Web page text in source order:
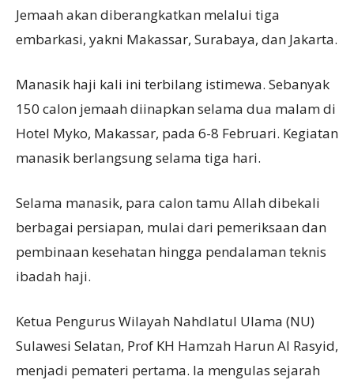
Jemaah akan diberangkatkan melalui tiga
embarkasi, yakni Makassar, Surabaya, dan Jakarta.
Manasik haji kali ini terbilang istimewa. Sebanyak
150 calon jemaah diinapkan selama dua malam di
Hotel Myko, Makassar, pada 6-8 Februari. Kegiatan
manasik berlangsung selama tiga hari.
Selama manasik, para calon tamu Allah dibekali
berbagai persiapan, mulai dari pemeriksaan dan
pembinaan kesehatan hingga pendalaman teknis
ibadah haji.
Ketua Pengurus Wilayah Nahdlatul Ulama (NU)
Sulawesi Selatan, Prof KH Hamzah Harun Al Rasyid,
menjadi pemateri pertama. Ia mengulas sejarah